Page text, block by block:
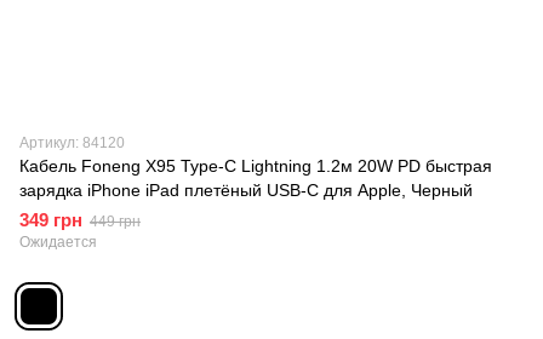
Артикул: 84120
Кабель Foneng X95 Type-C Lightning 1.2м 20W PD быстрая
зарядка iPhone iPad плетёный USB-C для Apple, Черный
349 грн 449 грн
Ожидается